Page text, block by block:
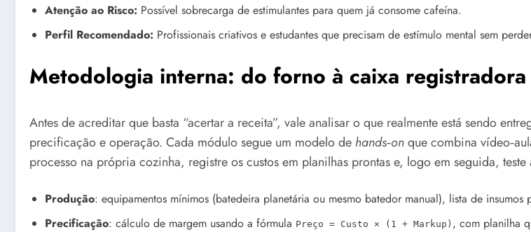
Atenção ao Risco: Possível sobrecarga de estimulantes para quem já consome cafeína.
Perfil Recomendado: Profissionais criativos e estudantes que precisam de estímulo mental sem
Metodologia interna: do forno à caixa registradora
Antes de acreditar que basta “acertar a receita”, vale analisar o que realmente está sendo
precificação e operação. Cada módulo segue um modelo de hands‑onque combina
processo na própria cozinha, registre os custos em planilhas prontas e, logo em seguida,
Produção: equipamentos mínimos (batedeira planetária ou mesmo batedor manual), lista de insumos
Precificação: cálculo de margem usando a fórmula Preço = Custo × (1 + Markup) , com planilha